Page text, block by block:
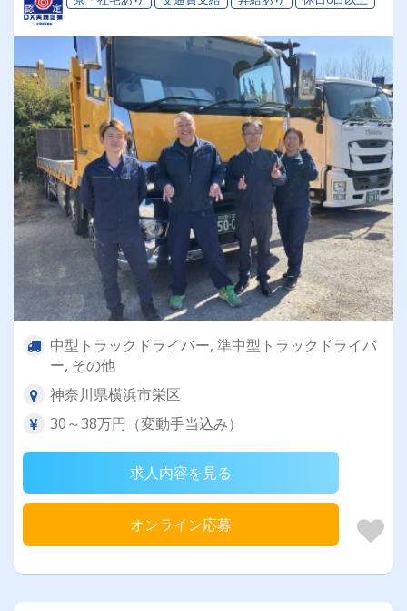
中型トラックドライバー, 準中型トラックドライバ
ー, その他
神奈川県横浜市栄区
30～38万円（変動手当込み）
求人内容を見る
オンライン応募